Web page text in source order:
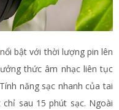
bật với thời lượng pin lên
thức âm nhạc liên tục
năng sạc nhanh của tai
sau 15 phút sạc. Ngoài